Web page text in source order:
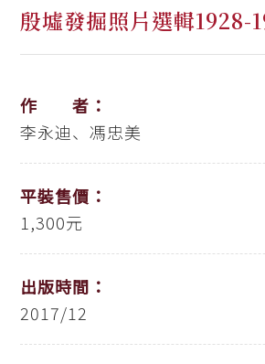
殷墟發掘照片選輯1928-
作 者：
李永迪、馮忠美
平裝售價：
1,300元
出版時間：
2017/12